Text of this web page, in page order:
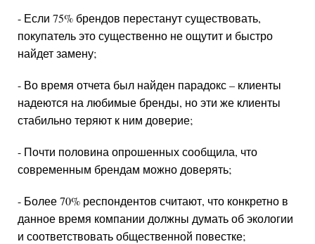
- Если 75% брендов перестанут существовать,
покупатель это существенно не ощутит и быстро
найдет замену;
- Во время отчета был найден парадокс – клиенты
надеются на любимые бренды, но эти же клиенты
стабильно теряют к ним доверие;
- Почти половина опрошенных сообщила, что
современным брендам можно доверять;
- Более 70% респондентов считают, что конкретно в
данное время компании должны думать об экологии
и соответствовать общественной повестке;